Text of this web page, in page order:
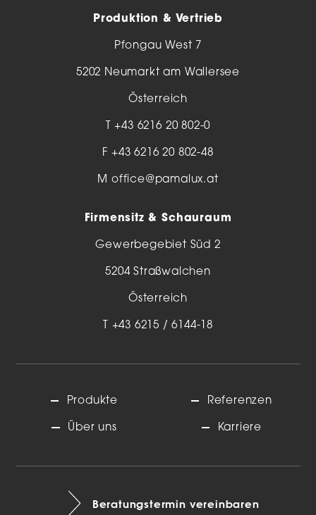
Produktion & Vertrieb
Pfongau West 7
5202 Neumarkt am Wallersee
Österreich
T+43 6216 20 802-0
F +43 6216 20 802-48
M office@pamalux.at
Firmensitz & Schauraum
Gewerbegebiet Süd 2
5204 Straßwalchen
Österreich
+43 6215 / 6144-18
Produkte
Über uns
Referenzen
Karriere
Beratungstermin vereinbaren